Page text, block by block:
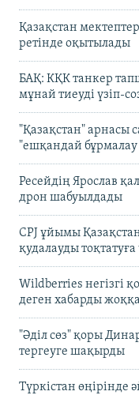
Қазақстан
ретінде оқытылады
БАҚ: КҚК танкер
мұнай тиеуді үзіп-
"Қазақстан" арнасы
"ешқандай бұрмалау
Ресейдің Ярослав
дрон шабуылдады
CPJ ұйымы
қудалауды тоқтатуға
Wildberries негізгі
деген хабарды
"Әділ сөз" қоры
тергеуге шақырды
Түркістан өңірінде